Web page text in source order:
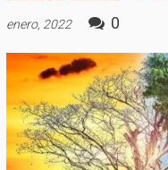
enero, 2022 0